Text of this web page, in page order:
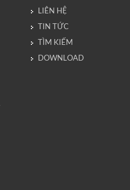
LIÊN HỆ
TIN TỨC
TÌM KIẾM
DOWNLOAD